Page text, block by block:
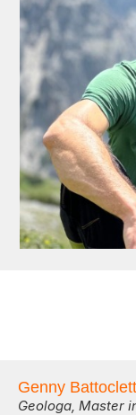
Genny
Geologa, Master